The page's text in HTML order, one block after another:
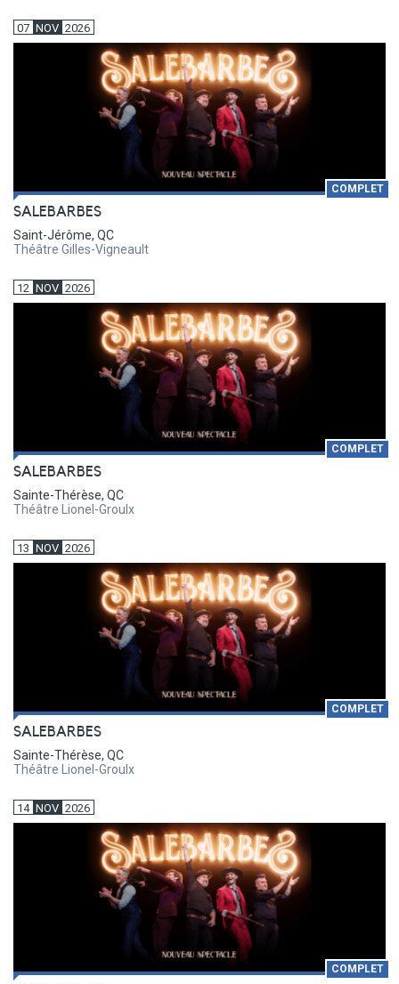
07 NOV 2026
COMPLET
SALEBARBES
Saint-Jérôme, QC
Théâtre Gilles-Vigneault
12 NOV 2026
COMPLET
SALEBARBES
Sainte-Thérèse, QC
Théâtre Lionel-Groulx
13 NOV 2026
COMPLET
SALEBARBES
Sainte-Thérèse, QC
Théâtre Lionel-Groulx
14 NOV 2026
COMPLET